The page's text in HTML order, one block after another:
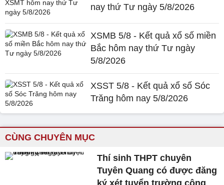
nay thứ Tư ngày 5/8/2026
XSMB 5/8 - Kết quả xổ số miền
Bắc hôm nay thứ Tư ngày
5/8/2026
XSST 5/8 - Kết quả xổ số Sóc
Trăng hôm nay 5/8/2026
CÙNG CHUYÊN MỤC
Thí sinh THPT chuyên
Tuyên Quang có được đăng
ký xét tuyển trường công